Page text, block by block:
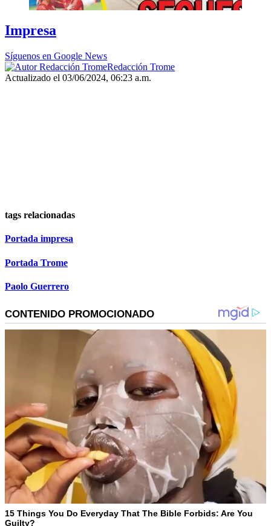
Impresa
Síguenos en Google News
Redacción Trome
Actualizado el 03/06/2024, 06:23 a.m.
tags relacionadas
Portada impresa
Portada Trome
Paolo Guerrero